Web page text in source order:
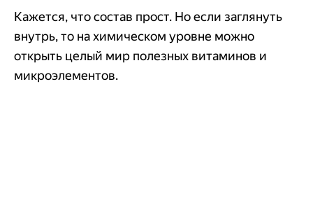
Кажется, что состав прост. Но если заглянуть
внутрь, то на химическом уровне можно
открыть целый мир полезных витаминов и
микроэлементов.